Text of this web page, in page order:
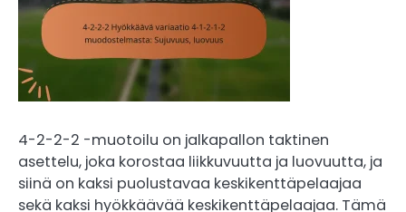
4-2-2-2 -muotoilu on jalkapallon taktinen
asettelu, joka korostaa liikkuvuutta ja luovuutta, ja
siinä on kaksi puolustavaa keskikenttäpelaajaa
sekä kaksi hyökkäävää keskikenttäpelaajaa. Tämä